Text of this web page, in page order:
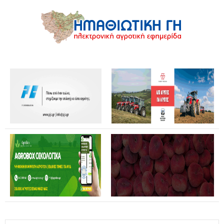
Θανάσης Καββαδάς: Θωρακίζεται όλη η χώρα απέναντι